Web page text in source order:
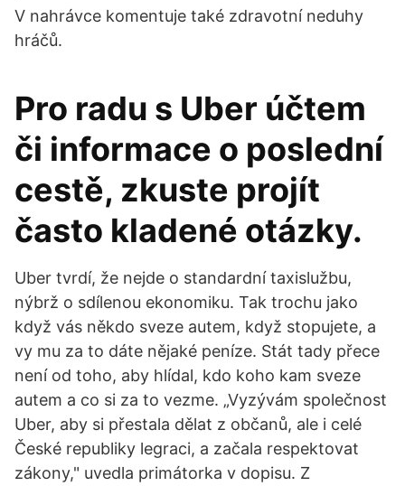
V nahrávce komentuje také zdravotní neduhy
hráčů.
Pro radu s Uber účtem
či informace o poslední
cestě, zkuste projít
často kladené otázky.
Uber tvrdí, že nejde o standardní taxislužbu,
nýbrž o sdílenou ekonomiku. Tak trochu jako
když vás někdo sveze autem, když stopujete, a
vy mu za to dáte nějaké peníze. Stát tady přece
není od toho, aby hlídal, kdo koho kam sveze
autem a co si za to vezme. „Vyzývám společnost
Uber, aby si přestala dělat z občanů, ale i celé
České republiky legraci, a začala respektovat
zákony," uvedla primátorka v dopisu. Z